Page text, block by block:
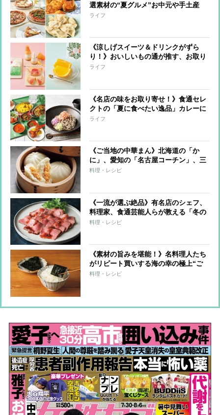
選素材の“夏グルメ”お中元や手土産
に！
ライフ
《涼しげスイーツ＆ドリンクがずら
り！》おいしいもの通が推す、お取り
寄せ可能な逸品
ライフ
《名店の味をお取り寄せ！》食通セレ
クトの「夏に食べたい逸品」カレーに
鰻など6品を厳選
ライフ
《ご当地の中華まん》北海道の「か
に」、愛知の「名古屋コーチン」、三
重の「松阪牛」など王道から変わり種
料理・レシピ
《一流が選ぶ絶品》有名店のシェフ、
料理家、食通芸能人らが教える「冬の
お取り寄せ」
料理・レシピ
《素材の旨みを堪能！》名料理人たち
がリピート買いする海の幸の極上“ご
飯のお供”6品
料理・レシピ